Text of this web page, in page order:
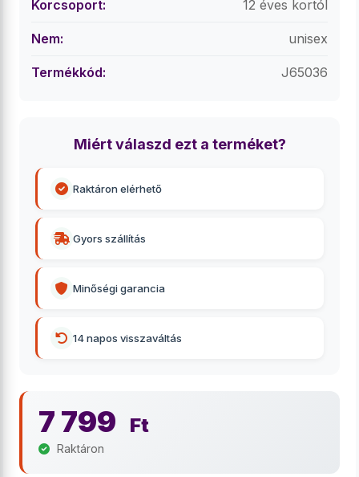
Korcsoport: 12 éves kortól
Nem: unisex
Termékkód: J65036
Miért válaszd ezt a terméket?
Raktáron elérhető
Gyors szállítás
Minőségi garancia
14 napos visszaváltás
7 799 Ft
Raktáron